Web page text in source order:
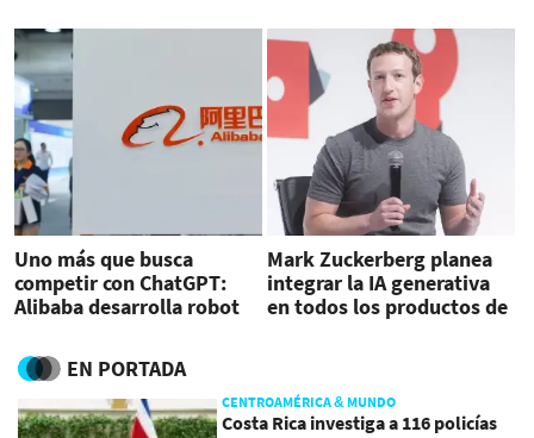
Uno más que busca
competir con ChatGPT:
Alibaba desarrolla robot
Mark Zuckerberg planea
integrar la IA generativa
en todos los productos de
EN PORTADA
CENTROAMÉRICA & MUNDO
Costa Rica investiga a 116 policías